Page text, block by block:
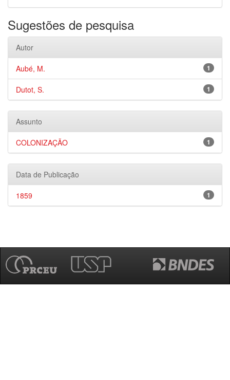
Sugestões de pesquisa
Autor
1
Aubé, M.
1
Dutot, S.
Assunto
1
COLONIZAÇÃO
Data de Publicação
1
1859